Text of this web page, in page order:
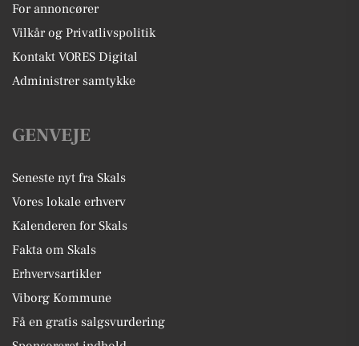
For annoncører
Vilkår og Privatlivspolitik
Kontakt VORES Digital
Administrer samtykke
GENVEJE
Seneste nyt fra Skals
Vores lokale erhverv
Kalenderen for Skals
Fakta om Skals
Erhvervsartikler
Viborg Kommune
Få en gratis salgsvurdering